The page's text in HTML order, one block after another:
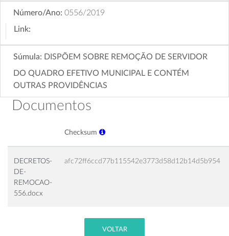
Número/Ano: 0556/2019
Link:
Súmula: DISPÕEM SOBRE REMOÇÃO DE SERVIDOR
DO QUADRO EFETIVO MUNICIPAL E CONTÉM
OUTRAS PROVIDÊNCIAS
Documentos
Checksum
DECRETOS-
DE-
REMOCAO-
556.docx
afc72ff6ccd77b115542e3773d58d12b14d5b954
VOLTAR